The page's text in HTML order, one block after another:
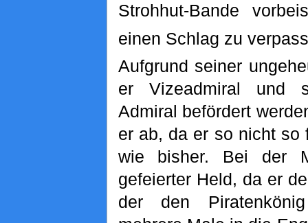
Strohhut-Bande
einen Schlag zu
Aufgrund seiner
er Vizeadmiral und
Admiral befördert
er ab, da er so nicht so
wie bisher. Bei der
gefeierter Held, da er
der den